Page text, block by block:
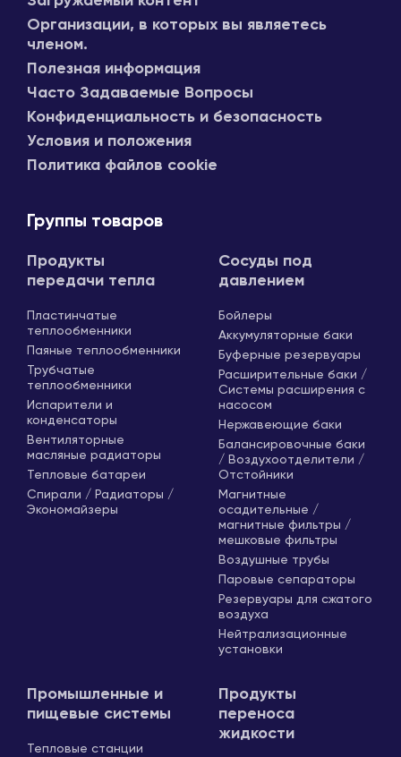
Организации, в которых вы являетесь
членом.
Полезная информация
Часто Задаваемые Вопросы
Конфиденциальность и безопасность
Условия и положения
Политика файлов cookie
Группы товаров
Продукты
передачи тепла
Пластинчатые
теплообменники
Паяные теплообменники
Трубчатые
теплообменники
Испарители и
конденсаторы
Вентиляторные
масляные радиаторы
Тепловые батареи
Спирали / Радиаторы /
Экономайзеры
Сосуды под
давлением
Бойлеры
Аккумуляторные баки
Буферные резервуары
Расширительные баки /
Системы расширения с
насосом
Нержавеющие баки
Балансировочные баки
/ Воздухоотделители /
Отстойники
Магнитные
осадительные /
магнитные фильтры /
мешковые фильтры
Воздушные трубы
Паровые сепараторы
Резервуары для сжатого
воздуха
Нейтрализационные
установки
Промышленные и
пищевые системы
Тепловые станции
Продукты
переноса
жидкости